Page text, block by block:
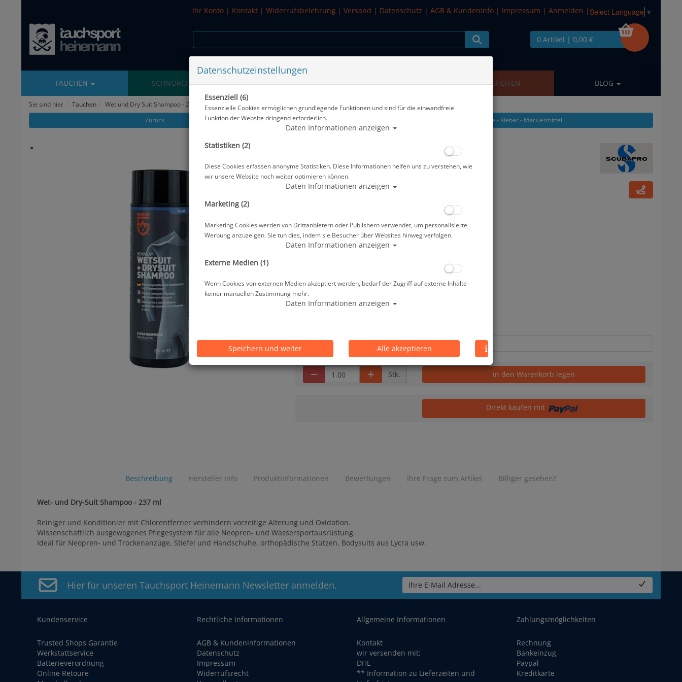
Ihr Konto | Kontakt | Widerrufsbelehrung | Versand | Datenschutz | AGB & Kundeninfo | Impressum | Anmelden | Select Language ▼
0 Artikel | 0,00 €
TAUCHEN SCHNORCHELN WASSERSPORT SALE NEUHEITEN BLOG
Sie sind hier Tauchen
Wet und Dry Suit Shampoo - 250 ml
Zurück
Alle Artikel zeigen aus: Pflegeprodukte - Kleber - Markiermittel
Wet und Dry Suit Shampoo - 250 ml
Artikelnr.: scu-841029004
Herstellerpreis: 12,90 €
Grundpreis: 4,92 € / 100 ml
Lieferbar in 1-3 Werktage, der Artikel ist auf Lager
Prämienpunkte: 12
Stk. in den Warenkorb legen
Direkt kaufen mit
Beschreibung Hersteller Info Produktinformationen Bewertungen Ihre Frage zum Artikel Billiger gesehen?
Wet- und Dry-Suit Shampoo - 237 ml
Reiniger und Konditionier mit Chlorentferner verhindern vorzeitige Alterung und Oxidation.
Wissenschaftlich ausgewogenes Pflegesystem für alle Neopren- und Wassersportausrüstung.
Ideal für Neopren- und Trockenanzüge, Stiefel und Handschuhe, orthopädische Stützen, Bodysuits aus Lycra usw.
Hier für unseren Tauchsport Heinemann Newsletter anmelden. Ihre E-Mail Adresse...
Kundenservice
Trusted Shops Garantie
Werkstattservice
Batterieverordnung
Online Retoure
Rechtliche Informationen
AGB & Kundeninformationen
Datenschutz
Impressum
Widerrufsrecht
Allgemeine Informationen
Kontakt
wir versenden mit:
DHL
** Information zu Lieferzeiten und
Zahlungsmöglichkeiten
Rechnung
Bankeinzug
Paypal
Kreditkarte
Datenschutzeinstellungen
Essenziell (6)
Essenzielle Cookies ermöglichen grundlegende Funktionen und sind für die einwandfreie
Funktion der Website dringend erforderlich.
Daten Informationen anzeigen
Statistiken (2)
Diese Cookies erfassen anonyme Statistiken. Diese Informationen helfen uns zu verstehen, wie
wir unsere Website noch weiter optimieren können.
Daten Informationen anzeigen
Marketing (2)
Marketing Cookies werden von Drittanbietern oder Publishern verwendet, um personalisierte
Werbung anzuzeigen. Sie tun dies, indem sie Besucher über Websites hinweg verfolgen.
Daten Informationen anzeigen
Externe Medien (1)
Wenn Cookies von externen Medien akzeptiert werden, bedarf der Zugriff auf externe Inhalte
keiner manuellen Zustimmung mehr.
Daten Informationen anzeigen
Speichern und weiter Alle akzeptieren